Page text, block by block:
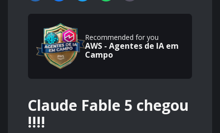
Recommended for you
AWS - Agentes de IA em
Campo
Claude Fable 5 chegou
!!!!